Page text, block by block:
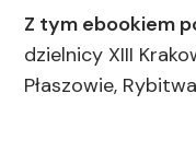
Z tym ebookiem
dzielnicy XIII
Płaszowie,